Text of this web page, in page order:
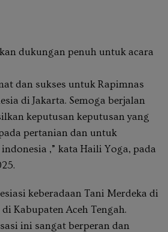
dukungan penuh untuk acara
dan sukses untuk Rapimnas
di Jakarta. Semoga berjalan
keputusan keputusan yang
pertanian dan untuk
,” kata Haili Yoga, pada
keberadaan Tani Merdeka di
Kabupaten Aceh Tengah.
ini sangat berperan dan